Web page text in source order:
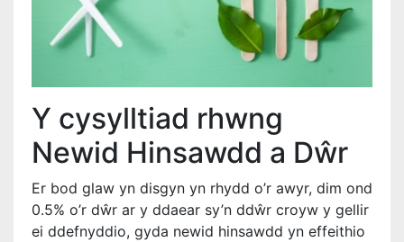
Y cysylltiad rhwng
Newid Hinsawdd a Dŵr
Er bod glaw yn disgyn yn rhydd o’r awyr, dim ond
0.5% o’r dŵr ar y ddaear sy’n ddŵr croyw y gellir
ei ddefnyddio, gyda newid hinsawdd yn effeithio